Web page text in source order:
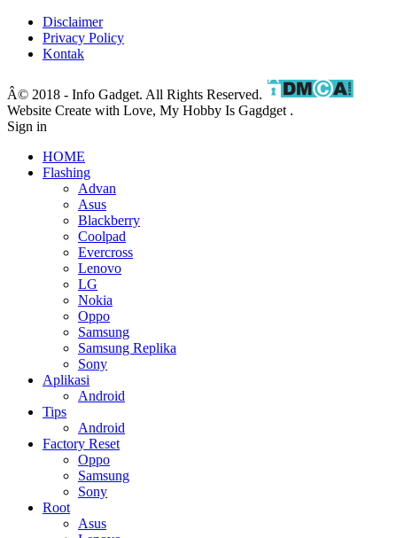
Disclaimer
Privacy Policy
Kontak
Â© 2018 - Info Gadget. All Rights Reserved.
Website Create with Love, My Hobby Is Gagdget .
Sign in
HOME
Flashing
Advan
Asus
Blackberry
Coolpad
Evercross
Lenovo
LG
Nokia
Oppo
Samsung
Samsung Replika
Sony
Aplikasi
Android
Tips
Android
Factory Reset
Oppo
Samsung
Sony
Root
Asus